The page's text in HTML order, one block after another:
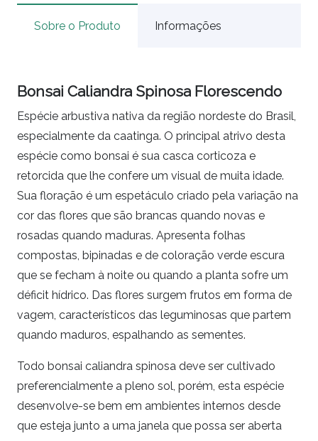
Sobre o Produto Informações
Bonsai Caliandra Spinosa Florescendo
Espécie arbustiva nativa da região nordeste do Brasil,
especialmente da caatinga. O principal atrivo desta
espécie como bonsai é sua casca corticoza e
retorcida que lhe confere um visual de muita idade.
Sua floração é um espetáculo criado pela variação na
cor das flores que são brancas quando novas e
rosadas quando maduras. Apresenta folhas
compostas, bipinadas e de coloração verde escura
que se fecham à noite ou quando a planta sofre um
déficit hídrico. Das flores surgem frutos em forma de
vagem, característicos das leguminosas que partem
quando maduros, espalhando as sementes.
Todo bonsai caliandra spinosa deve ser cultivado
preferencialmente a pleno sol, porém, esta espécie
desenvolve-se bem em ambientes internos desde
que esteja junto a uma janela que possa ser aberta